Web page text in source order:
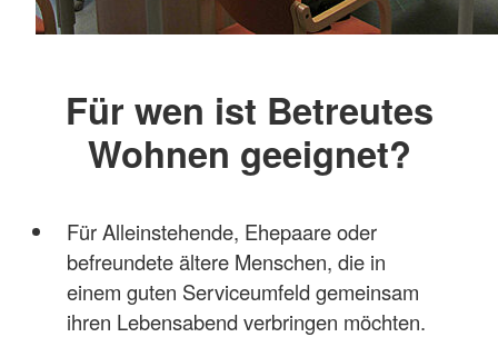
Für wen ist Betreutes
Wohnen geeignet?
Für Alleinstehende, Ehepaare oder
befreundete ältere Menschen, die in
einem guten Serviceumfeld gemeinsam
ihren Lebensabend verbringen möchten.